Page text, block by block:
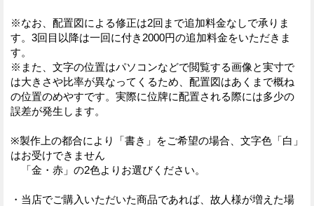
※なお、配置図による修正は2回まで追加料金なしで承りま
す。3回目以降は一回に付き2000円の追加料金をいただきま
す。
※また、文字の位置はパソコンなどで閲覧する画像と実寸で
は大きさや比率が異なってくるため、配置図はあくまで概ね
の位置のめやすです。実際に位牌に配置される際には多少の
誤差が発生します。
※製作上の都合により「書き」をご希望の場合、文字色「白」
はお受けできません
「金・赤」の2色よりお選びください。
・当店でご購入いただいた商品であれば、故人様が増えた場